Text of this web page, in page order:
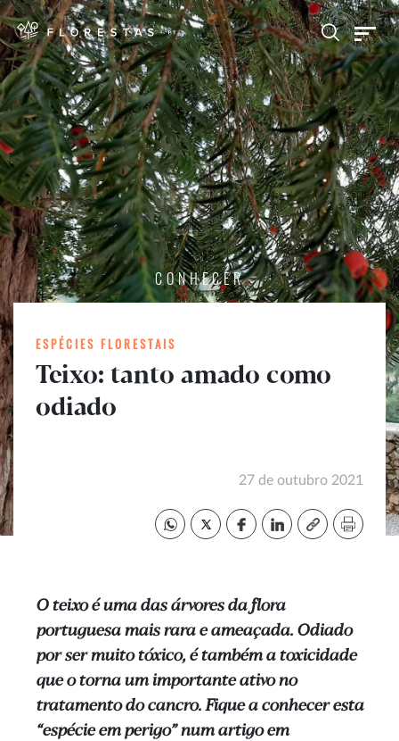
CONHECER
ESPÉCIES FLORESTAIS
Teixo: tanto amado como
odiado
27 de outubro 2021
O teixo é uma das árvores da flora
portuguesa mais rara e ameaçada. Odiado
por ser muito tóxico, é também a toxicidade
que o torna um importante ativo no
tratamento do cancro. Fique a conhecer esta
“espécie em perigo” num artigo em